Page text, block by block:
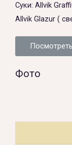
Суки: Allvik
Allvik Glazur (
Фото